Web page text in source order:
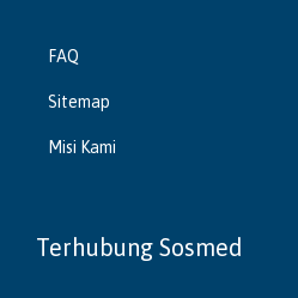
FAQ
Sitemap
Misi Kami
Terhubung Sosmed